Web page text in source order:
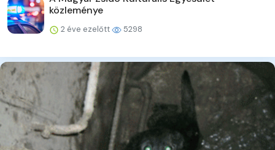
közleménye
2 éve ezelőtt 5298